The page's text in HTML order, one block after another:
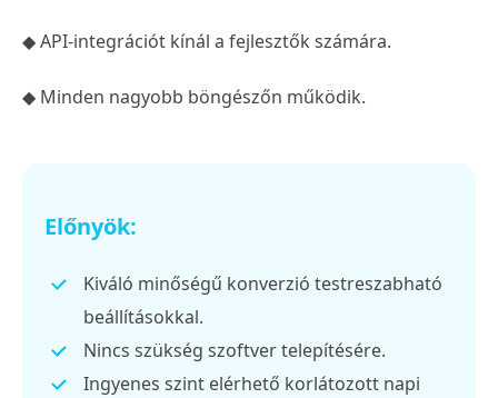
◆ API-integrációt kínál a fejlesztők számára.
◆ Minden nagyobb böngészőn működik.
Előnyök:
Kiváló minőségű konverzió testreszabható
beállításokkal.
Nincs szükség szoftver telepítésére.
Ingyenes szint elérhető korlátozott napi